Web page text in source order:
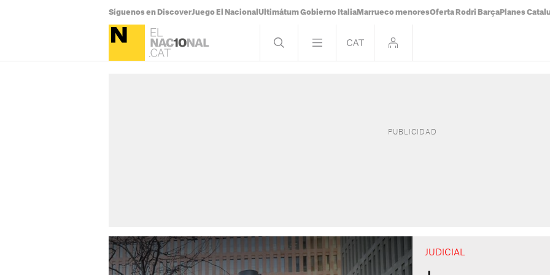
Síguenos en DiscoverJuego El Nacional Ultimátum Gobierno Italia Marrueco menoresOferta Rodri Barça Planes
JUDICIAL